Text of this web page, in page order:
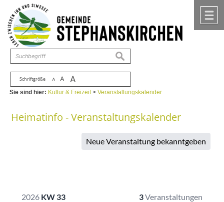
Zum Inhalt ,zur Navigation
Schriftgröße A A A
suchen
Sie sind hier: Kultur & Freizeit>Veranstaltungskalender
Heimatinfo - Veranstaltungskalender